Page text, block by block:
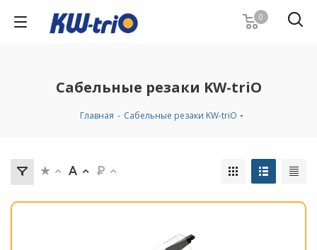
0
Сабельные резаки KW-triO
Главная - Сабельные резаки KW-triO